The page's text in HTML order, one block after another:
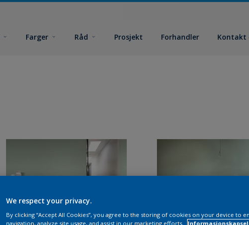
Farger Råd Prosjekt Forhandler Kontakt
We respect your privacy.
By clicking “Accept All Cookies”, you agree to the storing of cookies on your device to
navigation, analyze site usage, and assist in our marketing efforts.